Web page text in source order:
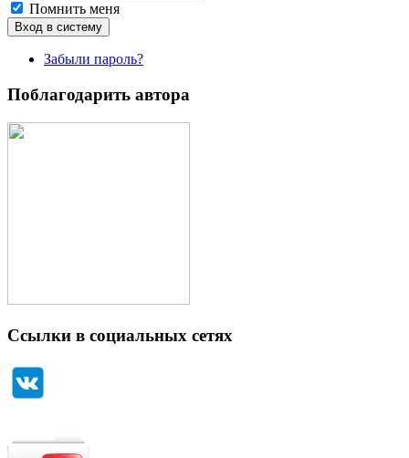
Помнить меня
Забыли пароль?
Поблагодарить автора
Ссылки в социальных сетях